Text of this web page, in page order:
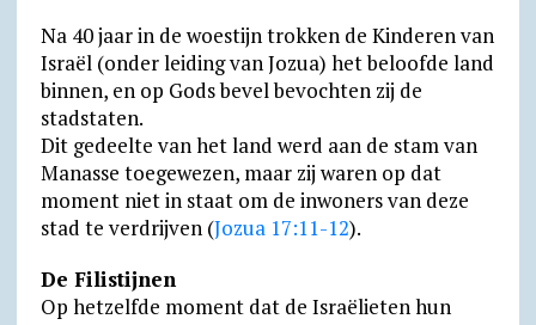
Na 40 jaar in de woestijn trokken de Kinderen van
Israël (onder leiding van Jozua) het beloofde land
binnen, en op Gods bevel bevochten zij de
stadstaten.
Dit gedeelte van het land werd aan de stam van
Manasse toegewezen, maar zij waren op dat
moment niet in staat om de inwoners van deze
stad te verdrijven (Jozua 17:11-12).
De Filistijnen
Op hetzelfde moment dat de Israëlieten hun